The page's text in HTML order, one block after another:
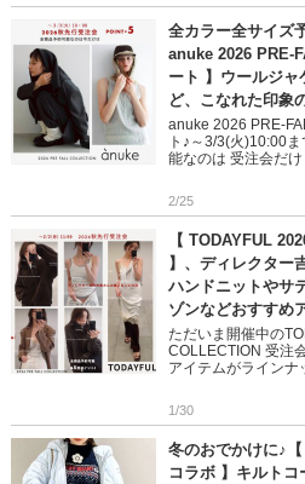
全カラー全サイズ
anuke 2026 PRE-
ート 】ウールジ
ど、こなれた印象
anuke 2026 PRE-
ト♪～3/3(火)10:00
能なのは 受注会だ
2/25
【 TODAYFUL
】、ディレクター
ハンドニットやサ
ゾンなどおすすめ
ただいま開催中の
COLLECTION 受注
アイテムがラインナ
1/30
冬のおでかけに♪
コラボ 】キルト